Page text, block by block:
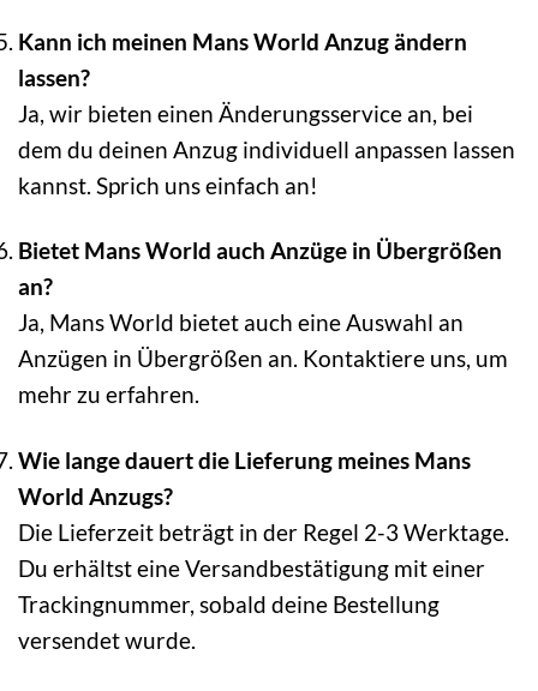
Kann ich meinen Mans World Anzug ändern
lassen?
Ja, wir bieten einen Änderungsservice an, bei
dem du deinen Anzug individuell anpassen lassen
kannst. Sprich uns einfach an!
Bietet Mans World auch Anzüge in Übergrößen
an?
Ja, Mans World bietet auch eine Auswahl an
Anzügen in Übergrößen an. Kontaktiere uns, um
mehr zu erfahren.
Wie lange dauert die Lieferung meines Mans
World Anzugs?
Die Lieferzeit beträgt in der Regel 2-3 Werktage.
Du erhältst eine Versandbestätigung mit einer
Trackingnummer, sobald deine Bestellung
versendet wurde.